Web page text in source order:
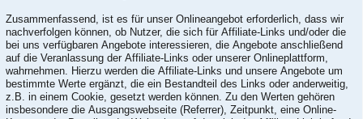
Zusammenfassend, ist es für unser Onlineangebot erforderlich, dass wir
nachverfolgen können, ob Nutzer, die sich für Affiliate-Links und/oder die
bei uns verfügbaren Angebote interessieren, die Angebote anschließend
auf die Veranlassung der Affiliate-Links oder unserer Onlineplattform,
wahrnehmen. Hierzu werden die Affiliate-Links und unsere Angebote um
bestimmte Werte ergänzt, die ein Bestandteil des Links oder anderweitig,
z.B. in einem Cookie, gesetzt werden können. Zu den Werten gehören
insbesondere die Ausgangswebseite (Referrer), Zeitpunkt, eine Online-